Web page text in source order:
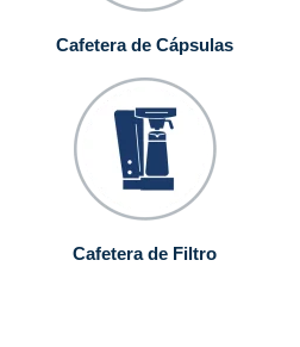
Cafetera de Cápsulas
Cafetera de Filtro